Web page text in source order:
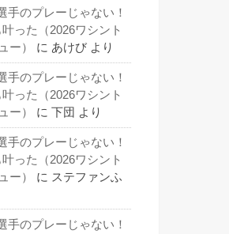
手のプレーじゃない！
った（2026ワシント
ー）
に あけび より
手のプレーじゃない！
った（2026ワシント
ー）
に 下団 より
手のプレーじゃない！
った（2026ワシント
ー）
に ステファンふ
手のプレーじゃない！